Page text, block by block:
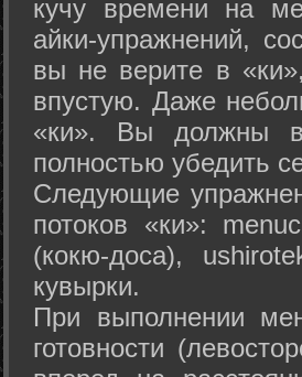
кучу времени на
айки-упражнений,
вы не верите в
впустую. Даже
«ки». Вы должны
полностью убедить
Следующие
потоков «ки»:
(кокю-доса),
кувырки.
При выполнении
готовности